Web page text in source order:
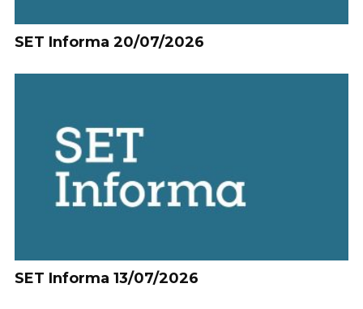
SET Informa 20/07/2026
SET Informa 13/07/2026